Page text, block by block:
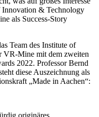
Innovation & Technology
als Success-Story
Team des Institute of
VR-Mine mit dem zweiten
2022. Professor Bernd
diese Auszeichnung als
„Made in Aachen“:
originäres